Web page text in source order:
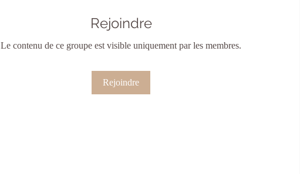
Rejoindre
Le contenu de ce groupe est visible uniquement par les membres.
Rejoindre